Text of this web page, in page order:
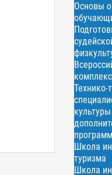
Основы
Технико-
Школа
туризма
Школа